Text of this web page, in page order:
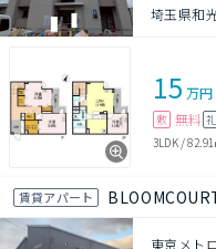
埼玉県和
15 万円
敷 無料 礼
3LDK/
賃貸アパート
東京メト